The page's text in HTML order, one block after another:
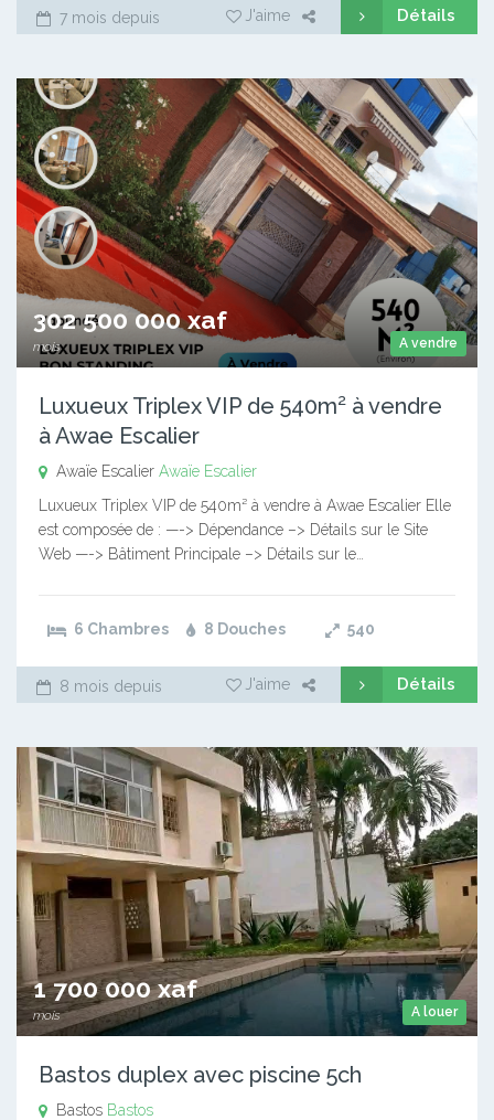
7 mois depuis J'aime Détails
A vendre
302 500 000 xaf
mois
Luxueux Triplex VIP de 540m² à vendre
à Awae Escalier
Awaïe Escalier Awaïe Escalier
Luxueux Triplex VIP de 540m² à vendre à Awae Escalier Elle
est composée de : —-> Dépendance –> Détails sur le Site
Web —-> Bâtiment Principale –> Détails sur le…
6 Chambres 8 Douches 540
8 mois depuis J'aime Détails
A louer
1 700 000 xaf
mois
Bastos duplex avec piscine 5ch
Bastos Bastos